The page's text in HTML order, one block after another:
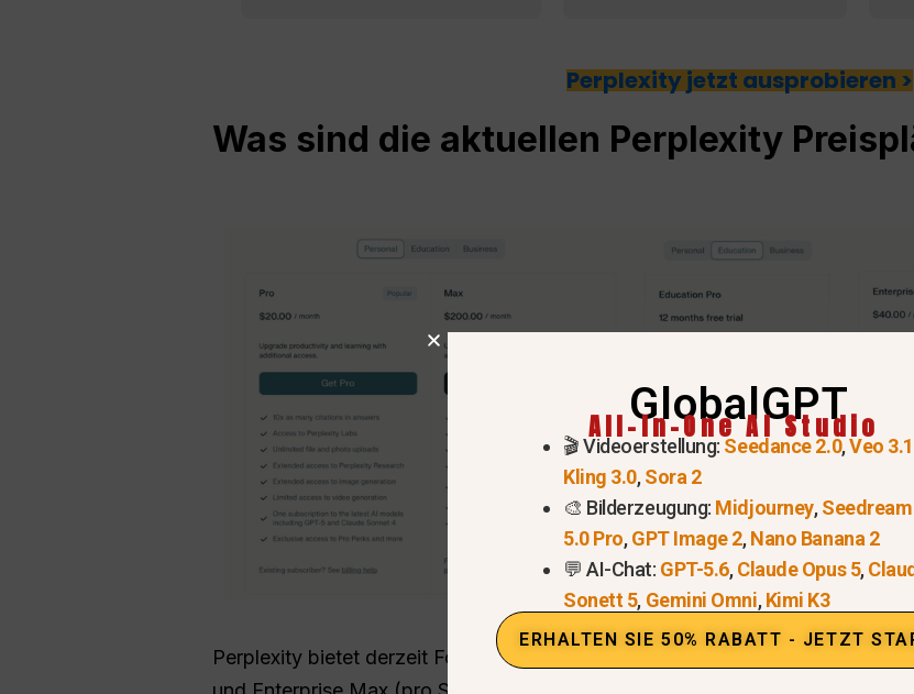
Perplexity jetzt ausprobieren >
Was sind die aktuellen Perplexity
Perplexity bietet derzeit Folgendes an
: Free (Standard),
GlobalGPT
All-In-One AI Studio
🎬 Videoerstellung: Seedance 2.0,Veo 3.1
Kling 3.0,Sora 2
🎨 Bilderzeugung: Midjourney,Seedream
5.0 Pro,GPT Image 2,Nano Banana 2
💬 AI-Chat: GPT-5.6,Claude Opus 5,
Sonett 5, Gemini Omni,Kimi K3
ERHALTEN SIE 50% RABATT - JETZT